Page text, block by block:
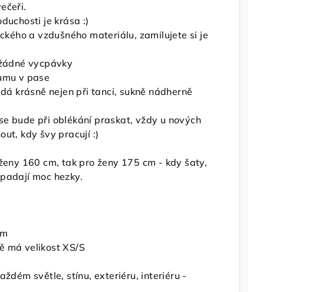
je krása :)
a vzdušného materiálu, zamilujete si je
vycpávky
v pase
krásně nejen při tanci, sukně nádherně
bude při oblékání praskat, vždy u nových
kdy švy pracují :)
160 cm, tak pro ženy 175 cm - kdy šaty,
moc hezky.
má velikost XS/S
světle, stínu, exteriéru, interiéru -